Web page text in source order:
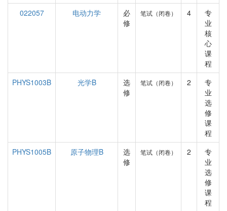
022057 电动力学
必
修
笔试（闭卷） 4
专
业
核
心
课
程
PHYS1003B
光学B
选
修
笔试（闭卷） 2
专
业
选
修
课
程
PHYS1005B
原子物理B
选
修
笔试（闭卷） 2
专
业
选
修
课
程